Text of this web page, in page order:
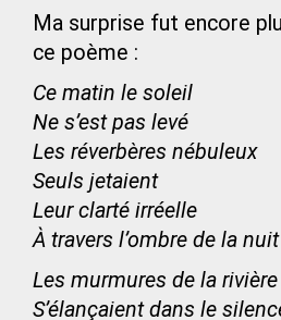
Ma surprise fut encore
ce poème :
Ce matin le soleil
Ne s’est pas levé
Les réverbères nébuleux
Seuls jetaient
Leur clarté irréelle
À travers l’ombre de la nuit
Les murmures de la rivière
S’élançaient dans le